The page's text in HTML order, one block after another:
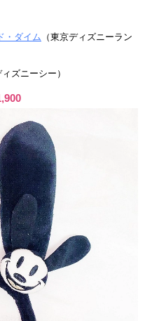
・ダイム （東京ディズニーラン
ィズニーシー）